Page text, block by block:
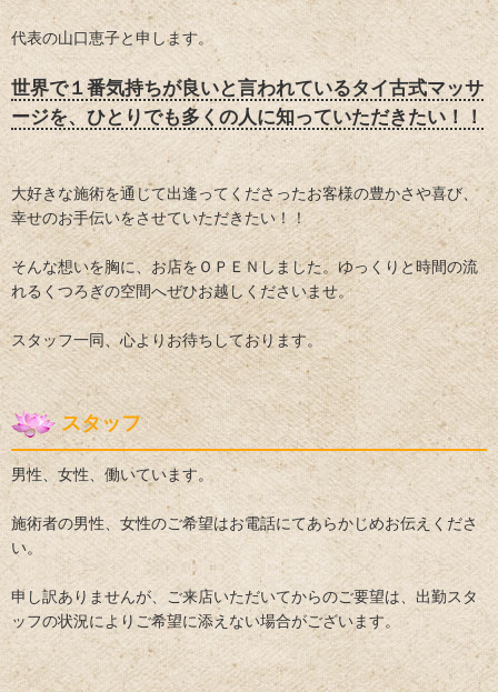
代表の山口恵子と申します。
世界で１番気持ちが良いと言われているタイ古式マッサ
ージを、ひとりでも多くの人に知っていただきたい！！
大好きな施術を通じて出逢ってくださったお客様の豊かさや喜び、
幸せのお手伝いをさせていただきたい！！
そんな想いを胸に、お店をＯＰＥＮしました。ゆっくりと時間の流
れるくつろぎの空間へぜひお越しくださいませ。
スタッフ一同、心よりお待ちしております。
スタッフ
男性、女性、働いています。
施術者の男性、女性のご希望はお電話にてあらかじめお伝えくださ
い。
申し訳ありませんが、ご来店いただいてからのご要望は、出勤スタ
ッフの状況によりご希望に添えない場合がございます。